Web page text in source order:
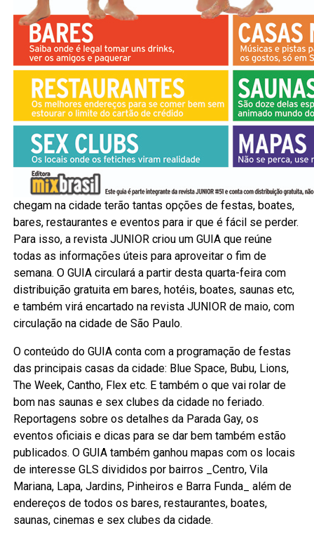
chegam na cidade terão tantas opções de festas, boates,
bares, restaurantes e eventos para ir que é fácil se perder.
Para isso, a revista JUNIOR criou um GUIA que reúne
todas as informações úteis para aproveitar o fim de
semana. O GUIA circulará a partir desta quarta-feira com
distribuição gratuita em bares, hotéis, boates, saunas etc,
e também virá encartado na revista JUNIOR de maio, com
circulação na cidade de São Paulo.
O conteúdo do GUIA conta com a programação de festas
das principais casas da cidade: Blue Space, Bubu, Lions,
The Week, Cantho, Flex etc. E também o que vai rolar de
bom nas saunas e sex clubes da cidade no feriado.
Reportagens sobre os detalhes da Parada Gay, os
eventos oficiais e dicas para se dar bem também estão
publicados. O GUIA também ganhou mapas com os locais
de interesse GLS divididos por bairros _Centro, Vila
Mariana, Lapa, Jardins, Pinheiros e Barra Funda_ além de
endereços de todos os bares, restaurantes, boates,
saunas, cinemas e sex clubes da cidade.